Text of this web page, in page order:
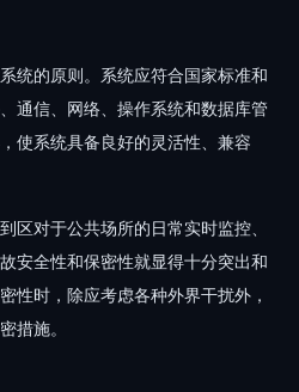
统的原则。系统应符合国家标准和
通信、网络、操作系统和数据库管
使系统具备良好的灵活性、兼容
区对于公共场所的日常实时监控、
安全性和保密性就显得十分突出和
性时，除应考虑各种外界干扰外，
措施。